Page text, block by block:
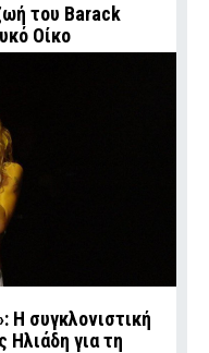
του Barack
Οίκο
Η συγκλονιστική
Ηλιάδη για τη